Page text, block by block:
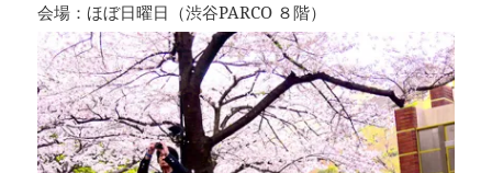
会場：ほぼ日曜日（渋谷PARCO ８階）